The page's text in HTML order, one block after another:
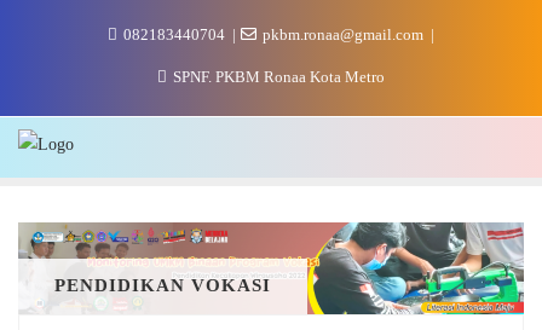
082183440704 pkbm.ronaa@gmail.com
SPNF. PKBM Ronaa Kota Metro
PENDIDIKAN VOKASI